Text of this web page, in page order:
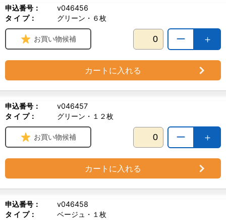
申込番号：
v046456
タ イ プ：
グリーン・６枚
＋
ー
お買い物候補
カートに入れる
申込番号：
v046457
タ イ プ：
グリーン・１２枚
＋
ー
お買い物候補
カートに入れる
申込番号：
v046458
タ イ プ：
ベージュ・１枚